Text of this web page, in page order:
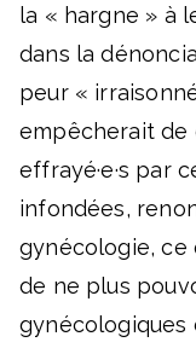
la « hargne » à
dans la
peur «
empêcherait de
effrayé·e·s par
infondées,
gynécologie, ce
de ne plus
gynécologiques